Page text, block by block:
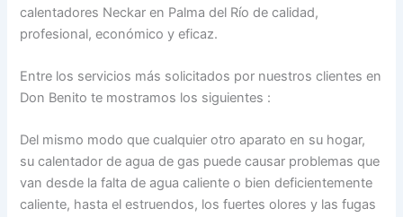
calentadores Neckar en Palma del Río de calidad,
profesional, económico y eficaz.
Entre los servicios más solicitados por nuestros clientes en
Don Benito te mostramos los siguientes :
Del mismo modo que cualquier otro aparato en su hogar,
su calentador de agua de gas puede causar problemas que
van desde la falta de agua caliente o bien deficientemente
caliente, hasta el estruendos, los fuertes olores y las fugas